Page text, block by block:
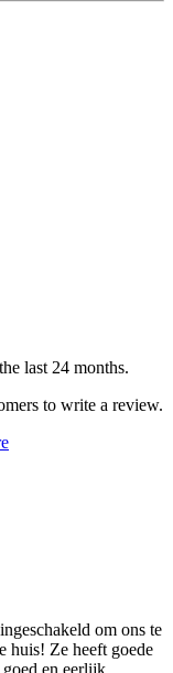
last 24 months.
to write a review.
om ons te
huis! Ze heeft goede